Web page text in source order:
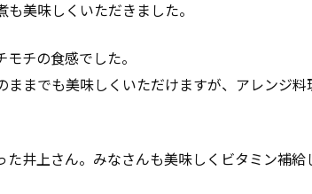
美味しくいただきました。
チの食感でした。
ままでも美味しくいただけますが、アレンジ
た井上さん。みなさんも美味しくビタミン補給